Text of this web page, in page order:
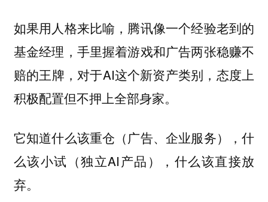
如果用人格来比喻，腾讯像一个经验老到的
基金经理，手里握着游戏和广告两张稳赚不
赔的王牌，对于AI这个新资产类别，态度上
积极配置但不押上全部身家。
它知道什么该重仓（广告、企业服务），什
么该小试（独立AI产品），什么该直接放
弃。